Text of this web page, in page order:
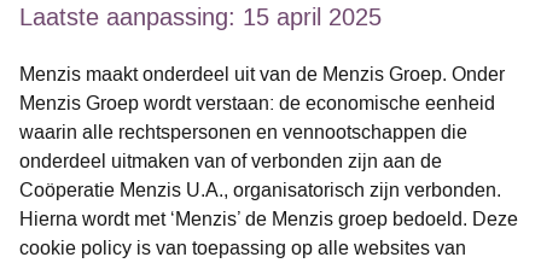
Laatste aanpassing: 15 april 2025
Menzis maakt onderdeel uit van de Menzis Groep. Onder
Menzis Groep wordt verstaan: de economische eenheid
waarin alle rechtspersonen en vennootschappen die
onderdeel uitmaken van of verbonden zijn aan de
Coöperatie Menzis U.A., organisatorisch zijn verbonden.
Hierna wordt met ‘Menzis’ de Menzis groep bedoeld. Deze
cookie policy is van toepassing op alle websites van